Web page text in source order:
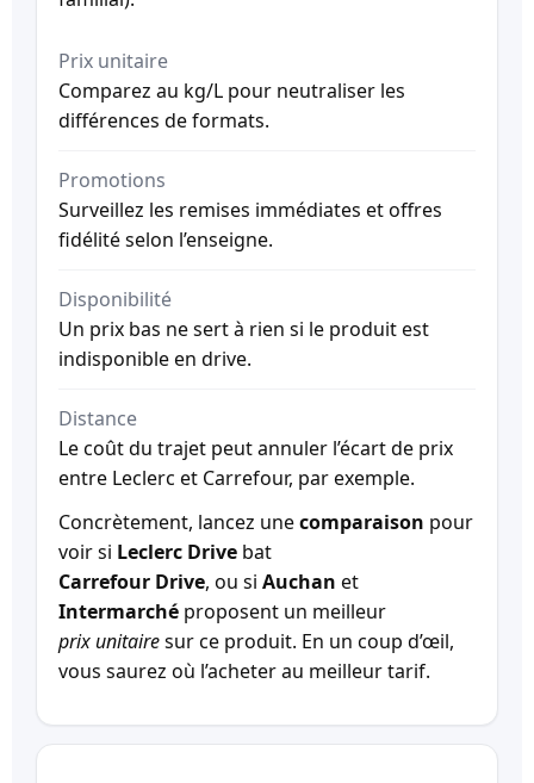
Prix unitaire
Comparez au kg/L pour neutraliser les
différences de formats.
Promotions
Surveillez les remises immédiates et offres
fidélité selon l’enseigne.
Disponibilité
Un prix bas ne sert à rien si le produit est
indisponible en drive.
Distance
Le coût du trajet peut annuler l’écart de prix
entre Leclerc et Carrefour, par exemple.
Concrètement, lancez unecomparaison pour
voir si Leclerc Drive bat
Carrefour Drive, ou si Auchan et
Intermarché proposent un meilleur
prix unitairesur ce produit. En un coup d’œil,
vous saurez où l’acheter au meilleur tarif.